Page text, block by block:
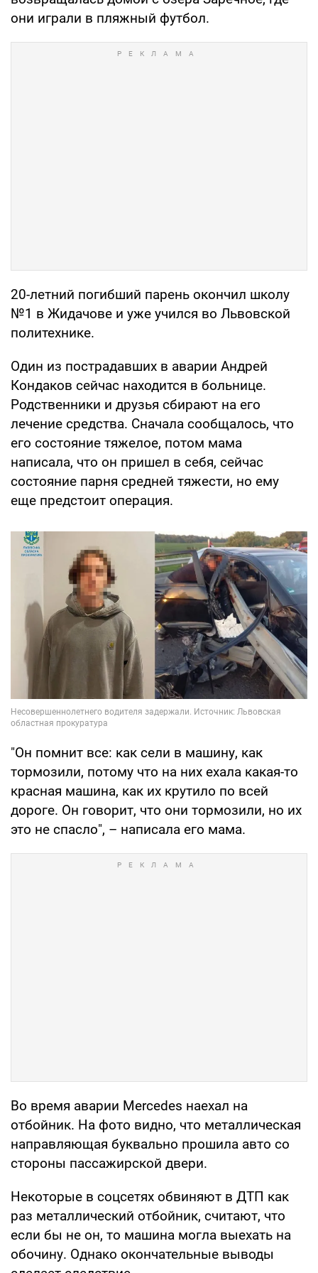
они играли в пляжный футбол.
20-летний погибший парень окончил школу
№1 в Жидачове и уже учился во Львовской
политехнике.
Один из пострадавших в аварии Андрей
Кондаков сейчас находится в больнице.
Родственники и друзья сбирают на его
лечение средства. Сначала сообщалось, что
его состояние тяжелое, потом мама
написала, что он пришел в себя, сейчас
состояние парня средней тяжести, но ему
еще предстоит операция.
"Он помнит все: как сели в машину, как
тормозили, потому что на них ехала какая-то
красная машина, как их крутило по всей
дороге. Он говорит, что они тормозили, но их
это не спасло", – написала его мама.
Во время аварии Mercedes наехал на
отбойник. На фото видно, что металлическая
направляющая буквально прошила авто со
стороны пассажирской двери.
Некоторые в соцсетях обвиняют в ДТП как
раз металлический отбойник, считают, что
если бы не он, то машина могла выехать на
обочину. Однако окончательные выводы